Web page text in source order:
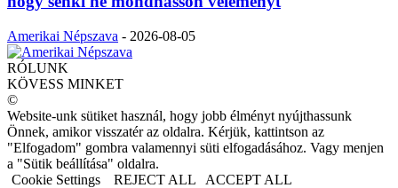
Amerikai Népszava - 2026-08-05
RÓLUNK
KÖVESS MINKET
©
Website-unk sütiket használ, hogy jobb élményt nyújthassunk
Önnek, amikor visszatér az oldalra. Kérjük, kattintson az
"Elfogadom" gombra valamennyi süti elfogadásához. Vagy menjen
a "Sütik beállítása" oldalra.
Cookie Settings
REJECT ALL ACCEPT ALL